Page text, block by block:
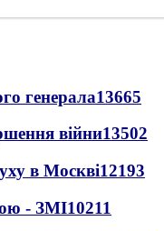
генерала13665
війни13502
в Москві12193
- ЗМІ10211